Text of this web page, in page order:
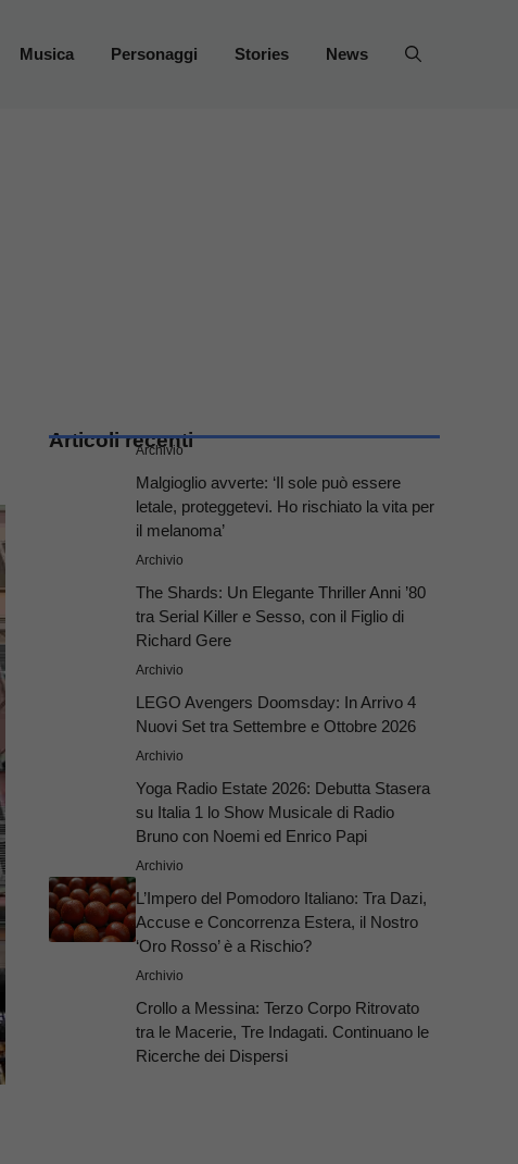
Musica Personaggi Stories News
Articoli recenti
Archivio
Malgioglio avverte: ‘Il sole può essere
letale, proteggetevi. Ho rischiato la vita per
il melanoma’
Archivio
The Shards: Un Elegante Thriller Anni ’80
tra Serial Killer e Sesso, con il Figlio di
Richard Gere
Archivio
LEGO Avengers Doomsday: In Arrivo 4
Nuovi Set tra Settembre e Ottobre 2026
Archivio
Yoga Radio Estate 2026: Debutta Stasera
su Italia 1 lo Show Musicale di Radio
Bruno con Noemi ed Enrico Papi
Archivio
L’Impero del Pomodoro Italiano: Tra Dazi,
Accuse e Concorrenza Estera, il Nostro
‘Oro Rosso’ è a Rischio?
Archivio
Crollo a Messina: Terzo Corpo Ritrovato
tra le Macerie, Tre Indagati. Continuano le
Ricerche dei Dispersi